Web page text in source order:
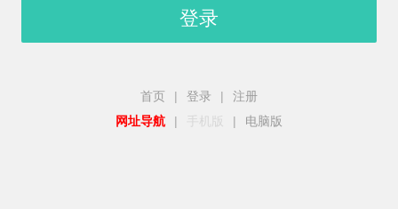
登录
首页 | 登录 |
注册
网址导航
| 手机版 | 电脑版